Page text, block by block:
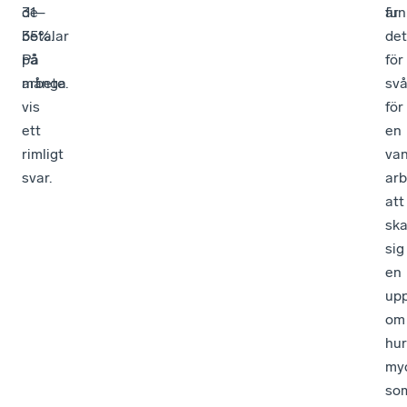
de
betalar
på
arbete.
31–
35%.
På
många
vis
ett
rimligt
svar.
är
det
för
för
en
att
sig
en
om
hur